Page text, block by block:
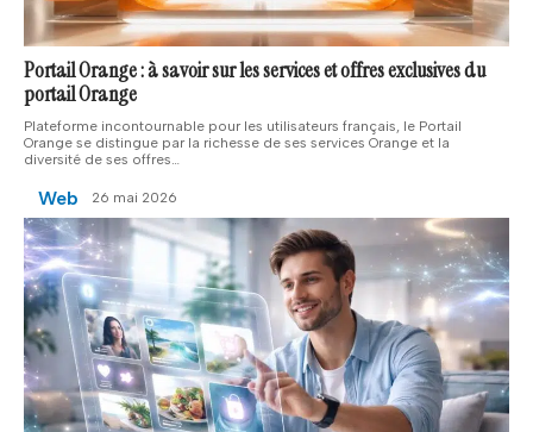
Portail Orange : à savoir sur les services et offres exclusives du
portail Orange
Plateforme incontournable pour les utilisateurs français, le Portail
Orange se distingue par la richesse de ses services Orange et la
diversité de ses offres
Web 26 mai 2026